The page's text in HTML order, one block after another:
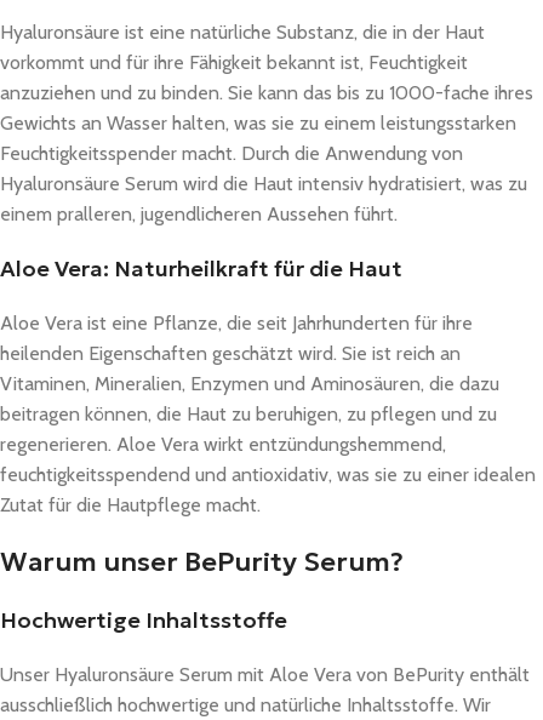
Hyaluronsäure ist eine natürliche Substanz, die in der Haut
vorkommt und für ihre Fähigkeit bekannt ist, Feuchtigkeit
anzuziehen und zu binden. Sie kann das bis zu 1000-fache ihres
Gewichts an Wasser halten, was sie zu einem leistungsstarken
Feuchtigkeitsspender macht. Durch die Anwendung von
Hyaluronsäure Serum wird die Haut intensiv hydratisiert, was zu
einem pralleren, jugendlicheren Aussehen führt.
Aloe Vera: Naturheilkraft für die Haut
Aloe Vera ist eine Pflanze, die seit Jahrhunderten für ihre
heilenden Eigenschaften geschätzt wird. Sie ist reich an
Vitaminen, Mineralien, Enzymen und Aminosäuren, die dazu
beitragen können, die Haut zu beruhigen, zu pflegen und zu
regenerieren. Aloe Vera wirkt entzündungshemmend,
feuchtigkeitsspendend und antioxidativ, was sie zu einer idealen
Zutat für die Hautpflege macht.
Warum unser BePurity Serum?
Hochwertige Inhaltsstoffe
Unser Hyaluronsäure Serum mit Aloe Vera von BePurity enthält
ausschließlich hochwertige und natürliche Inhaltsstoffe. Wir